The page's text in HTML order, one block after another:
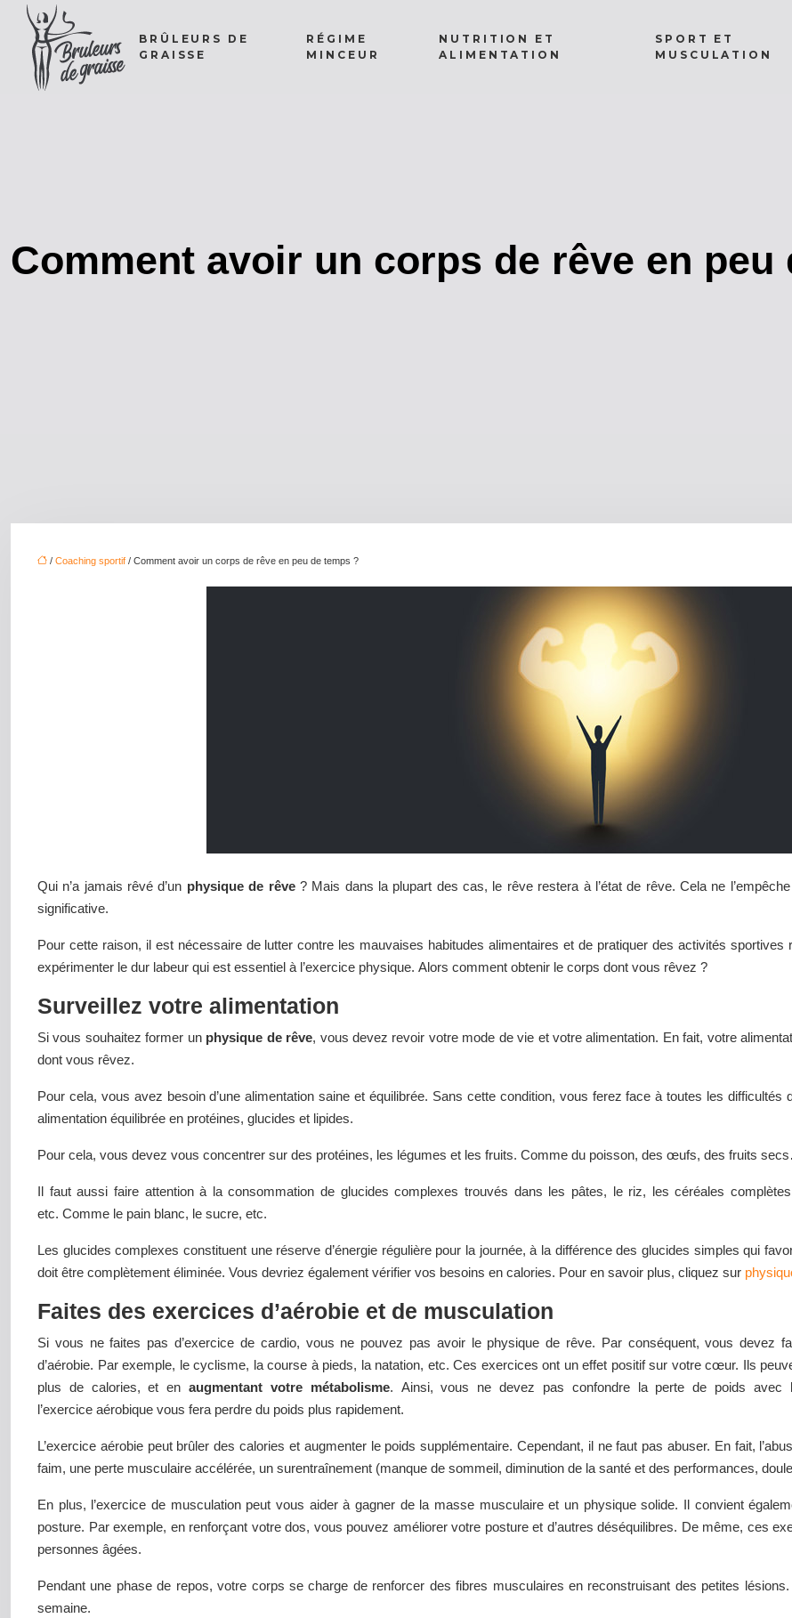
BRÛLEURS DE
GRAISSE
RÉGIME
MINCEUR
NUTRITION ET
ALIMENTATION
SPORT ET
MUSCULATION
Comment avoir un corps de rêve en peu
/ Coaching sportif / Comment avoir un corps de rêve en peu de temps ?
Qui n’a jamais rêvé d’un physique de rêve? Mais dans la plupart des cas, le rêve restera à l’état de rêve. Cela ne
significative.
Pour cette raison, il est nécessaire de lutter contre les mauvaises habitudes alimentaires et de pratiquer des activités
expérimenter le dur labeur qui est essentiel à l’exercice physique. Alors comment obtenir le corps dont vous rêvez ?
Surveillez votre alimentation
Si vous souhaitez former un physique de rêve, vous devez revoir votre mode de vie et votre alimentation. En fait, votre
dont vous rêvez.
Pour cela, vous avez besoin d’une alimentation saine et équilibrée. Sans cette condition, vous ferez face à toutes les difficultés
alimentation équilibrée en protéines, glucides et lipides.
Pour cela, vous devez vous concentrer sur des protéines, les légumes et les fruits. Comme du poisson, des œufs, des fruits
Il faut aussi faire attention à la consommation de glucides complexes trouvés dans les pâtes, le riz, les céréales
etc. Comme le pain blanc, le sucre, etc.
Les glucides complexes constituent une réserve d’énergie régulière pour la journée, à la différence des glucides simples qui
doit être complètement éliminée. Vous devriez également vérifier vos besoins en calories. Pour en savoir plus, cliquez sur
Faites des exercices d’aérobie et de musculation
Si vous ne faites pas d’exercice de cardio, vous ne pouvez pas avoir le physique de rêve. Par conséquent, vous devez
d’aérobie. Par exemple, le cyclisme, la course à pieds, la natation, etc. Ces exercices ont un effet positif sur votre cœur. Ils
plus de calories, et enaugmentant votre métabolisme. Ainsi, vous ne devez pas confondre la perte de poids avec
l’exercice aérobique vous fera perdre du poids plus rapidement.
L’exercice aérobie peut brûler des calories et augmenter le poids supplémentaire. Cependant, il ne faut pas abuser. En fait,
faim, une perte musculaire accélérée, un surentraînement (manque de sommeil, diminution de la santé et des performances,
En plus, l’exercice de musculation peut vous aider à gagner de la masse musculaire et un physique solide. Il convient
posture. Par exemple, en renforçant votre dos, vous pouvez améliorer votre posture et d’autres déséquilibres. De même, ces
personnes âgées.
Pendant une phase de repos, votre corps se charge de renforcer des fibres musculaires en reconstruisant des petites
semaine.